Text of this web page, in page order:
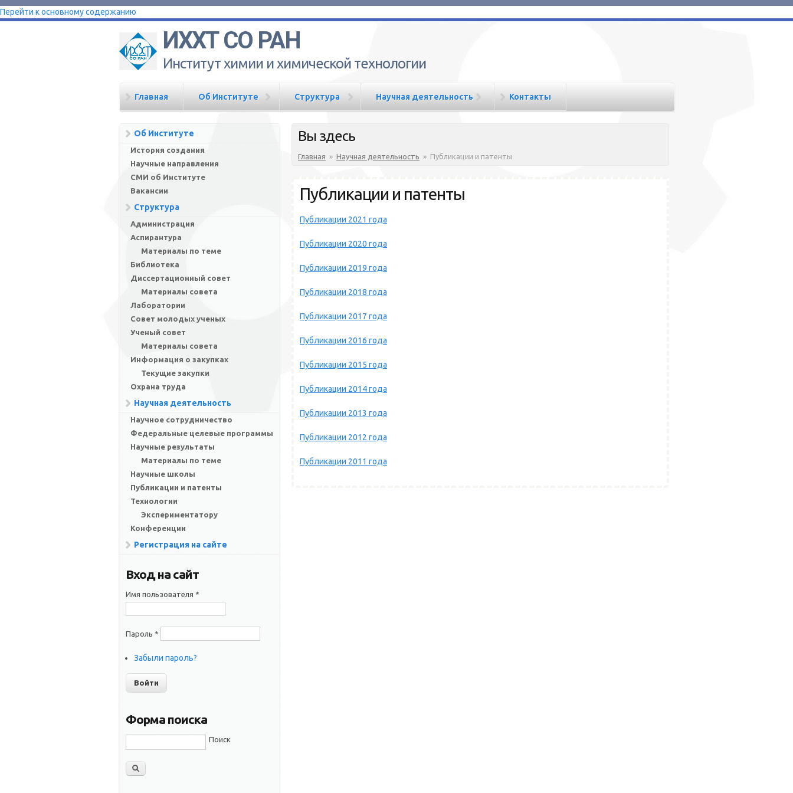
Перейти к основному содержанию
ИХХТ СО РАН
Институт химии и химической технологии
Главная Об Институте Структура Научная деятельность Контакты
Об Институте
История создания
Научные направления
СМИ об Институте
Вакансии
Структура
Администрация
Аспирантура
Материалы по теме
Библиотека
Диссертационный совет
Материалы совета
Лаборатории
Совет молодых ученых
Ученый совет
Материалы совета
Информация о закупках
Текущие закупки
Охрана труда
Научная деятельность
Научное сотрудничество
Федеральные целевые программы
Научные результаты
Материалы по теме
Научные школы
Публикации и патенты
Технологии
Экспериментатору
Конференции
Регистрация на сайте
Вход на сайт
Имя пользователя *
Пароль *
Забыли пароль?
Форма поиска
Поиск
Вы здесь
Главная » Научная деятельность » Публикации и патенты
Публикации и патенты
Публикации 2021 года
Публикации 2020 года
Публикации 2019 года
Публикации 2018 года
Публикации 2017 года
Публикации 2016 года
Публикации 2015 года
Публикации 2014 года
Публикации 2013 года
Публикации 2012 года
Публикации 2011 года